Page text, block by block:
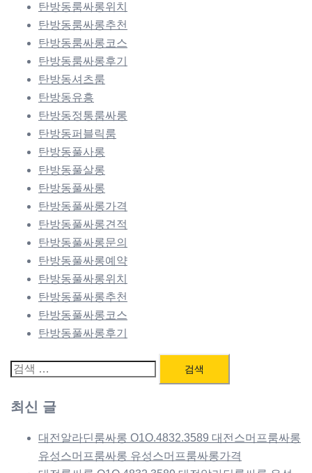
탄방동룸싸롱위치
탄방동룸싸롱추천
탄방동룸싸롱코스
탄방동룸싸롱후기
탄방동셔츠룸
탄방동유흥
탄방동정통룸싸롱
탄방동퍼블릭룸
탄방동풀사롱
탄방동풀살롱
탄방동풀싸롱
탄방동풀싸롱가격
탄방동풀싸롱견적
탄방동풀싸롱문의
탄방동풀싸롱예약
탄방동풀싸롱위치
탄방동풀싸롱추천
탄방동풀싸롱코스
탄방동풀싸롱후기
검
최신 글
대전알라딘룸싸롱 O1O.4832.3589 대전스머프룸싸롱
유성스머프룸싸롱 유성스머프룸싸롱가격